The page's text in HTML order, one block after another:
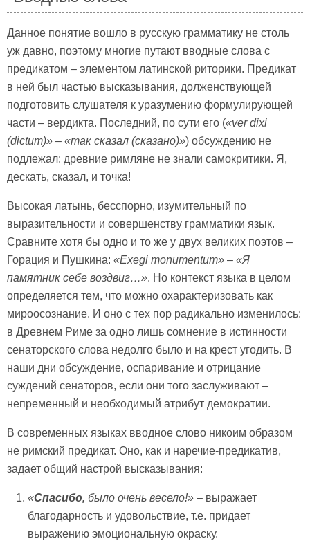
Данное понятие вошло в русскую грамматику не столь
уж давно, поэтому многие путают вводные слова с
предикатом – элементом латинской риторики. Предикат
в ней был частью высказывания, долженствующей
подготовить слушателя к уразумению формулирующей
части – вердикта. Последний, по сути его («ver dixi
(dictum)» – «так сказал (сказано)») обсуждению не
подлежал: древние римляне не знали самокритики. Я,
дескать, сказал, и точка!
Высокая латынь, бесспорно, изумительный по
выразительности и совершенству грамматики язык.
Сравните хотя бы одно и то же у двух великих поэтов –
Горация и Пушкина: «Exegi monumentum» – «Я
памятник себе воздвиг…». Но контекст языка в целом
определяется тем, что можно охарактеризовать как
мироосознание. И оно с тех пор радикально изменилось:
в Древнем Риме за одно лишь сомнение в истинности
сенаторского слова недолго было и на крест угодить. В
наши дни обсуждение, оспаривание и отрицание
суждений сенаторов, если они того заслуживают –
непременный и необходимый атрибут демократии.
В современных языках вводное слово никоим образом
не римский предикат. Оно, как и наречие-предикатив,
задает общий настрой высказывания:
«Спасибо, было очень весело!» – выражает
благодарность и удовольствие, т.е. придает
выражению эмоциональную окраску.